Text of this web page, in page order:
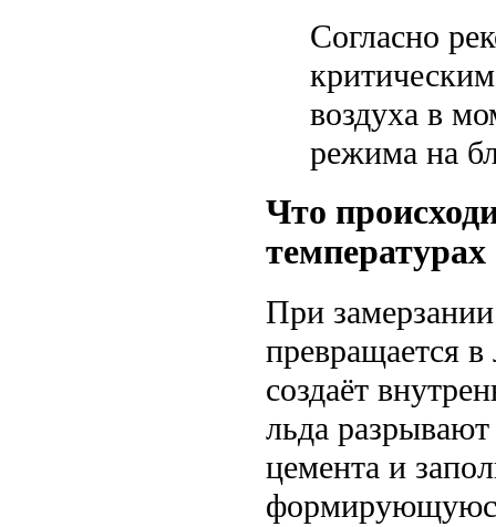
Согласно
воздуха в
режима на
Что
температурах
При
превращается
создаёт
льда
цемента и